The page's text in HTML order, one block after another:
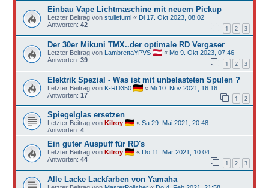
Einbau Vape Lichtmaschine mit neuem Pickup
Letzter Beitrag von stullefumi« Di 17. Okt 2023, 08:02
Antworten: 42 1 2 3
Der 30er Mikuni TMX..der optimale RD Vergaser
Letzter Beitrag von LambrettaYPVS « Mo 9. Okt 2023, 07:46
Antworten: 39 1 2 3
Elektrik Spezial - Was ist mit unbelasteten Spulen ?
Letzter Beitrag von K-RD350 « Mi 10. Nov 2021, 16:16
Antworten: 17 1 2
Spiegelglas ersetzen
Letzter Beitrag von Kilroy « Sa 29. Mai 2021, 20:48
Antworten: 4
Ein guter Auspuff für RD's
Letzter Beitrag von Kilroy « Do 11. Mär 2021, 10:04
Antworten: 44 1 2 3
Alle Lacke Lackfarben von Yamaha